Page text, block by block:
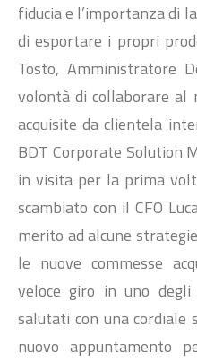
fiducia e l’importanza di
di esportare i propri
Tosto, Amministratore
volontà di collaborare al
acquisite da clientela
BDT Corporate Solution
in visita per la prima
scambiato con il CFO
merito ad alcune
le nuove commesse
veloce giro in uno
salutati con una cordiale
nuovo appuntamento